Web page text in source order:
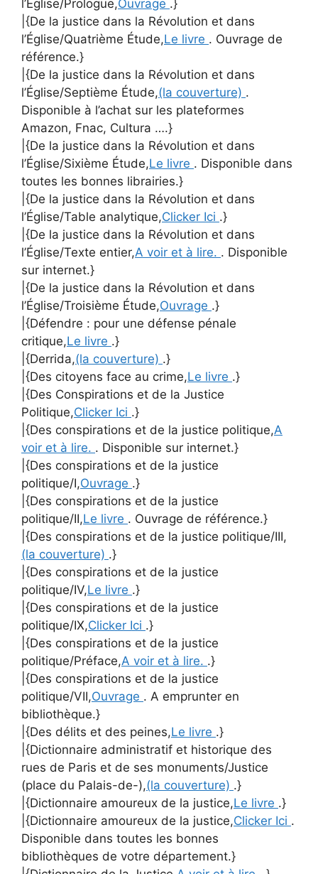
l’Église/Prologue,Ouvrage .}
|{De la justice dans la Révolution et dans
l’Église/Quatrième Étude,Le livre . Ouvrage de
référence.}
|{De la justice dans la Révolution et dans
l’Église/Septième Étude,(la couverture) .
Disponible à l’achat sur les plateformes
Amazon, Fnac, Cultura ….}
|{De la justice dans la Révolution et dans
l’Église/Sixième Étude,Le livre . Disponible dans
toutes les bonnes librairies.}
|{De la justice dans la Révolution et dans
l’Église/Table analytique,Clicker Ici .}
|{De la justice dans la Révolution et dans
l’Église/Texte entier,A voir et à lire. . Disponible
sur internet.}
|{De la justice dans la Révolution et dans
l’Église/Troisième Étude,Ouvrage .}
|{Défendre : pour une défense pénale
critique,Le livre .}
|{Derrida,(la couverture) .}
|{Des citoyens face au crime,Le livre .}
|{Des Conspirations et de la Justice
Politique,Clicker Ici .}
|{Des conspirations et de la justice politique,A
voir et à lire. . Disponible sur internet.}
|{Des conspirations et de la justice
politique/I,Ouvrage .}
|{Des conspirations et de la justice
politique/II,Le livre . Ouvrage de référence.}
|{Des conspirations et de la justice politique/III,
(la couverture) .}
|{Des conspirations et de la justice
politique/IV,Le livre .}
|{Des conspirations et de la justice
politique/IX,Clicker Ici .}
|{Des conspirations et de la justice
politique/Préface,A voir et à lire. .}
|{Des conspirations et de la justice
politique/VII,Ouvrage . A emprunter en
bibliothèque.}
|{Des délits et des peines,Le livre .}
|{Dictionnaire administratif et historique des
rues de Paris et de ses monuments/Justice
(place du Palais-de-),(la couverture) .}
|{Dictionnaire amoureux de la justice,Le livre .}
|{Dictionnaire amoureux de la justice,Clicker Ici .
Disponible dans toutes les bonnes
bibliothèques de votre département.}